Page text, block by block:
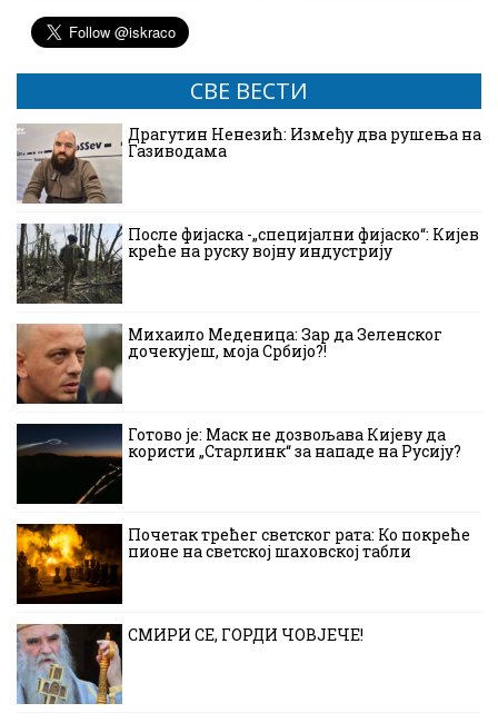
СВЕ ВЕСТИ
Драгутин Ненезић: Између два рушења на
Газиводама
После фијаска -„специјални фијаско“: Кијев
креће на руску војну индустрију
Михаило Меденица: Зар да Зеленског
дочекујеш, моја Србијо?!
Готово је: Маск не дозвољава Кијеву да
користи „Старлинк“ за нападе на Русију?
Почетак трећег светског рата: Ко покреће
пионе на светској шаховској табли
СМИРИ СЕ, ГОРДИ ЧОВЈЕЧЕ!